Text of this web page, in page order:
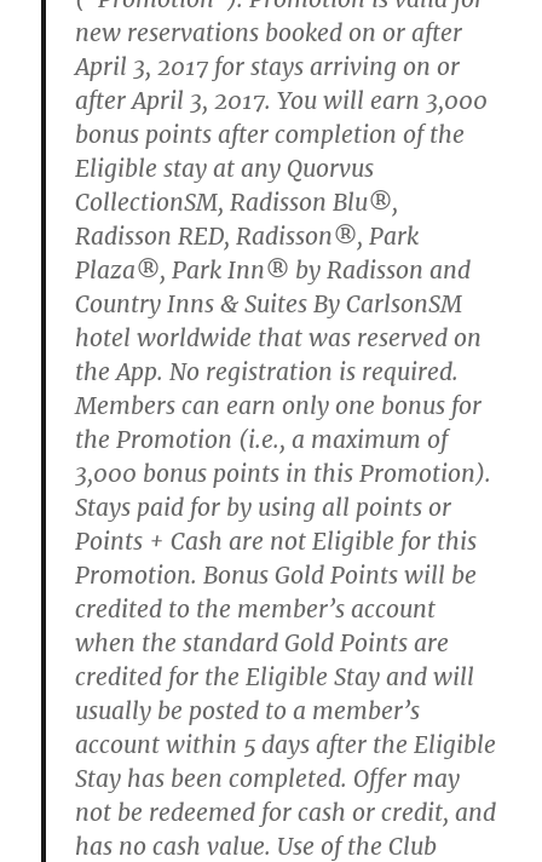
new reservations booked on or after
April 3, 2017 for stays arriving on or
after April 3, 2017. You will earn 3,000
bonus points after completion of the
Eligible stay at any Quorvus
CollectionSM, Radisson Blu®,
Radisson RED, Radisson®, Park
Plaza®, Park Inn® by Radisson and
Country Inns & Suites By CarlsonSM
hotel worldwide that was reserved on
the App. No registration is required.
Members can earn only one bonus for
the Promotion (i.e., a maximum of
3,000 bonus points in this Promotion).
Stays paid for by using all points or
Points + Cash are not Eligible for this
Promotion. Bonus Gold Points will be
credited to the member’s account
when the standard Gold Points are
credited for the Eligible Stay and will
usually be posted to a member’s
account within 5 days after the Eligible
Stay has been completed. Offer may
not be redeemed for cash or credit, and
has no cash value. Use of the Club